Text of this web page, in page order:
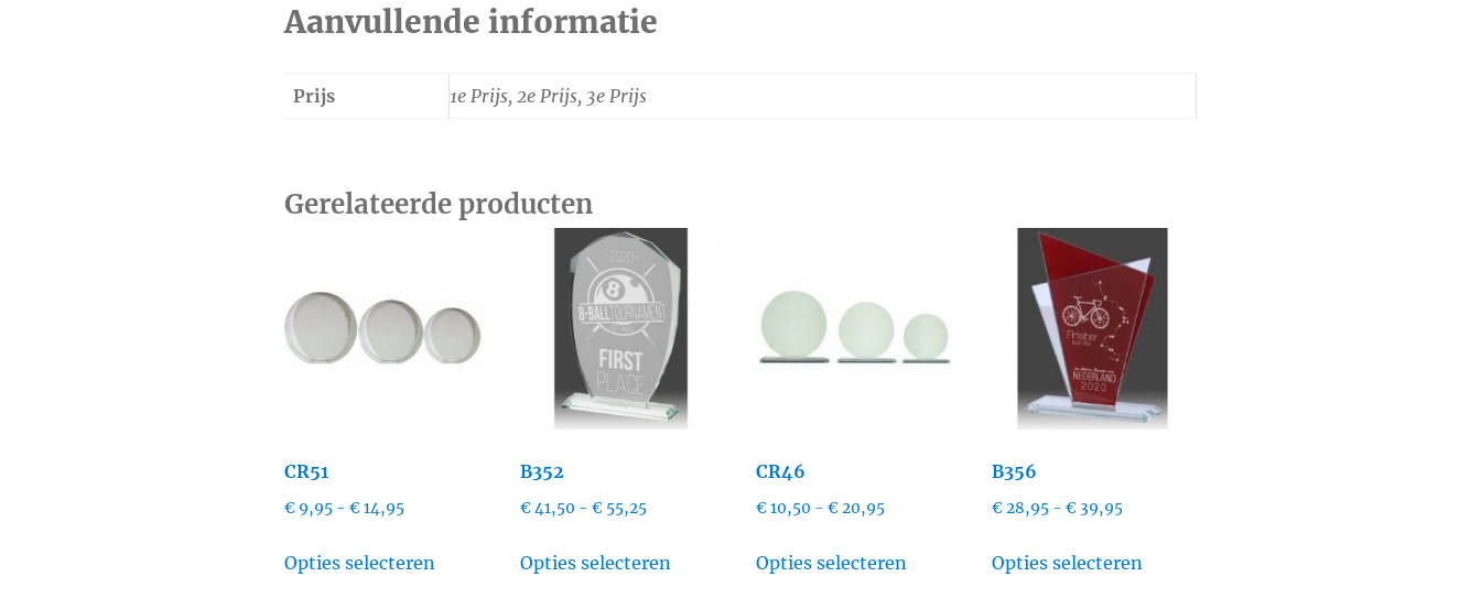
Aanvullende informatie
Prijs 1e Prijs, 2e Prijs, 3e Prijs
Gerelateerde producten
CR51
€ 9,95 - € 14,95Prijsklasse:
tot
Opties selecteren
product
B352
€ 41,50 - € 55,25Prijsklasse:
tot
Opties selecteren
product
CR46
€ 10,50 - € 20,95Prijsklasse:
tot
Opties selecteren
product
B356
€ 28,95 - € 39,95Prijsklasse:
tot
Opties selecteren
product